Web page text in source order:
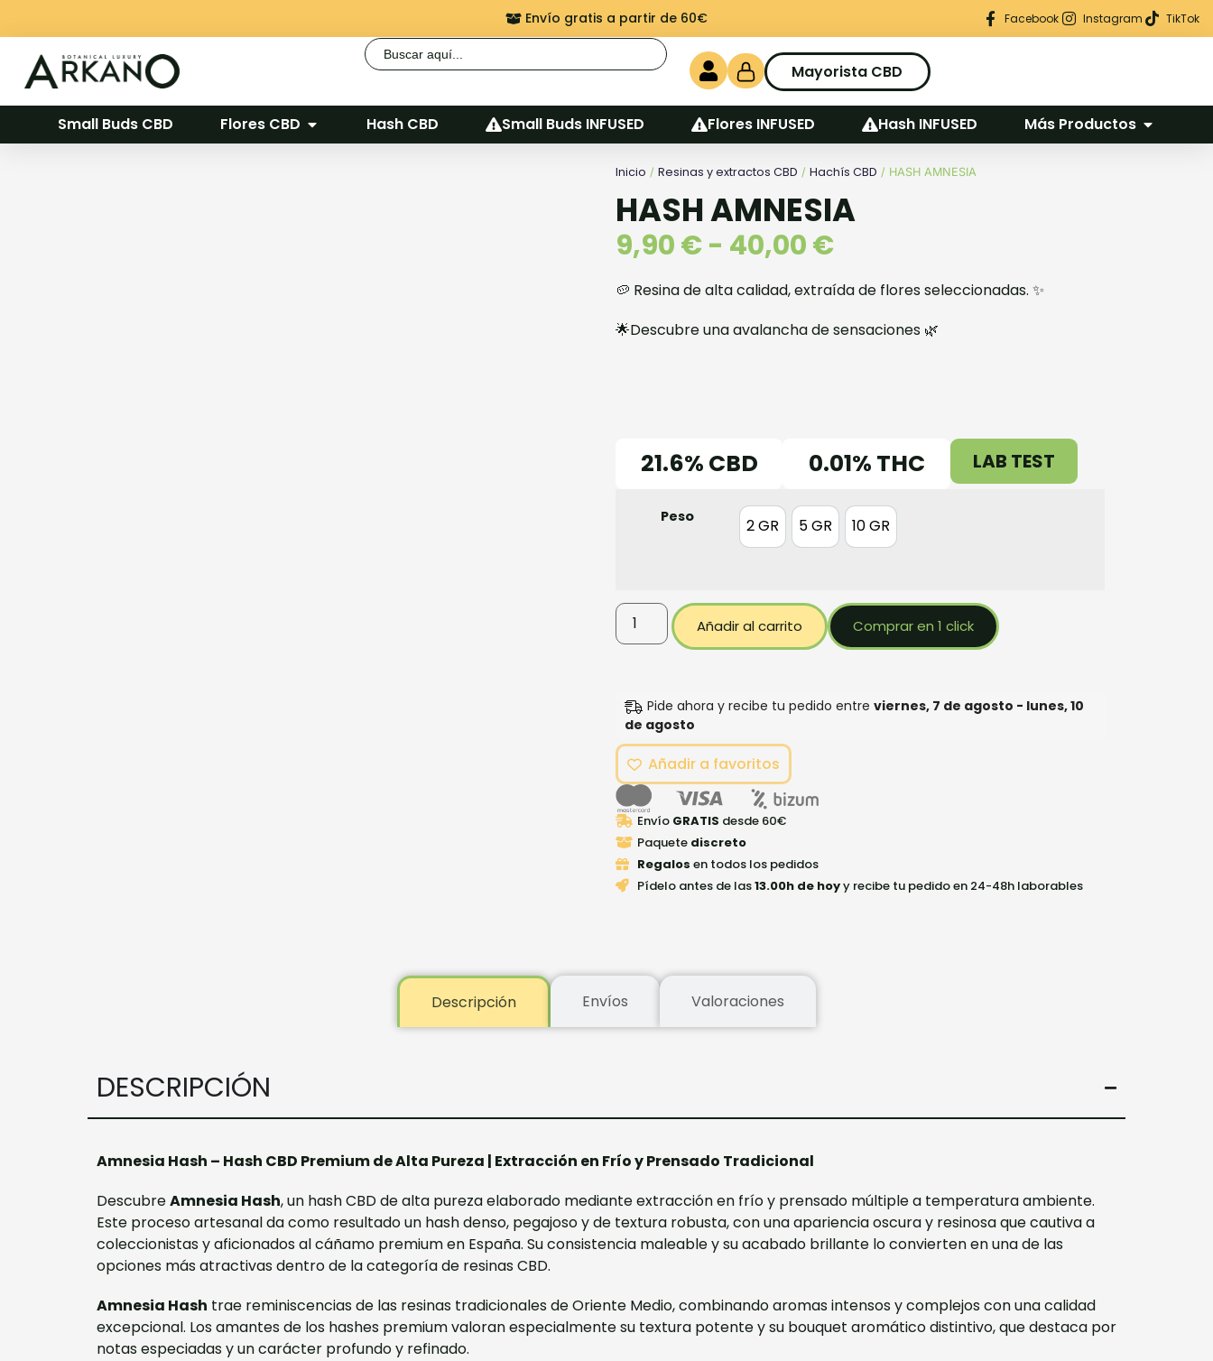
Envío gratis a partir de 60€ Regalo seguro en cada pedidoFacebook Instagram TikTok
Mayorista CBD
Buscar:
Small Buds CBD Flores CBD Hash CBD Small Buds INFUSED Flores INFUSED Hash INFUSED Más Productos
Inicio / Resinas y extractos CBD / Hachís CBD / HASH AMNESIA
HASH AMNESIA
9,90€- 40,00€
🥔 Resina de alta calidad, extraída de flores seleccionadas. ✨
🌟Descubre una avalancha de sensaciones 🌿
21.6% CBD 0.01% THC LAB TEST
Peso 2 GR
2 GR
5 GR
5 GR
10 GR
10 GR
Añadir al carrito Comprar en 1 click
Pide ahora y recibe tu pedido entre viernes, 7 de agosto - lunes, 10
de agosto
Añadir a favoritos
Envío GRATIS desde 60€
Paquete discreto
Regalos en todos los pedidos
Pídelo antes de las13.00h de hoyy recibe tu pedido en 24-48h laborables
Descripción Envíos Valoraciones
DESCRIPCIÓN
Amnesia Hash – Hash CBD Premium de Alta Pureza | Extracción en Frío y Prensado Tradicional
DescubreAmnesia Hash, un hash CBD de alta pureza elaborado mediante extracción en frío y prensado múltiple a temperatura ambiente.
Este proceso artesanal da como resultado un hash denso, pegajoso y de textura robusta, con una apariencia oscura y resinosa que cautiva a
coleccionistas y aficionados al cáñamo premium en España. Su consistencia maleable y su acabado brillante lo convierten en una de las
opciones más atractivas dentro de la categoría de resinas CBD.
Amnesia Hash trae reminiscencias de las resinas tradicionales de Oriente Medio, combinando aromas intensos y complejos con una calidad
excepcional. Los amantes de los hashes premium valoran especialmente su textura potente y su bouquet aromático distintivo, que destaca por
notas especiadas y un carácter profundo y refinado.